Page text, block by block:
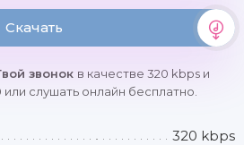
Скачать
звонок в качестве 320 kbps и
слушать онлайн бесплатно.
320 kbps